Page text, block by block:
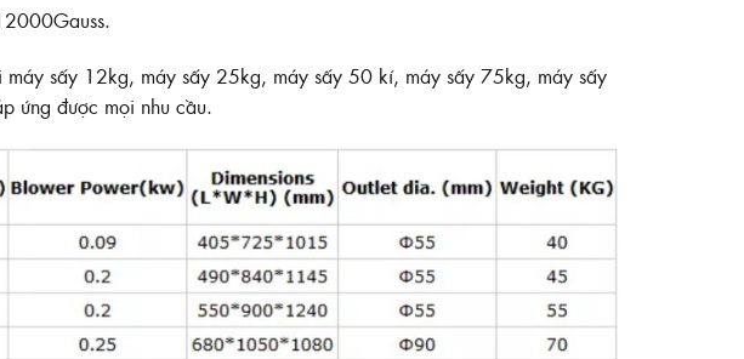
sấy 12kg, máy sấy 25kg, máy sấy 50 kí, máy sấy 75kg, máy sấy
ứng được mọi nhu cầu.